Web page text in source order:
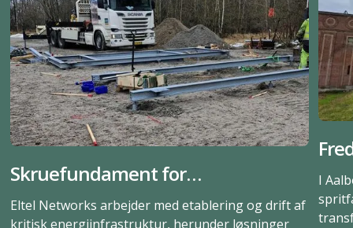
Skruefundament for
solcelletransformere og
Eltel Networks arbejder med etablering og drift af
kritisk energiinfrastruktur, herunder løsninger
var
I